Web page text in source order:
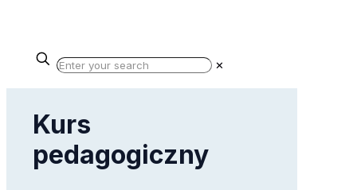
✕
Kurs
pedagogiczny